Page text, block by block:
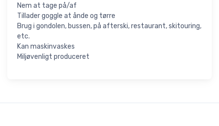
Nem at tage på/af
Tillader goggle at ånde og tørre
Brug i gondolen, bussen, på afterski, restaurant, skitouring,
etc.
Kan maskinvaskes
Miljøvenligt produceret